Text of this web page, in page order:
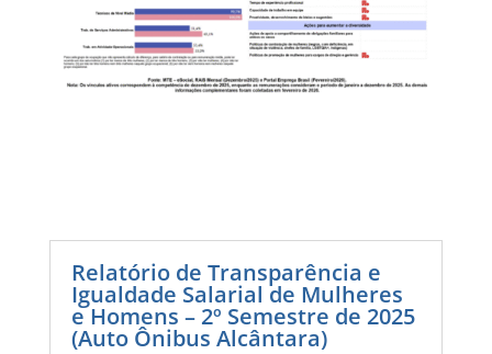
Relatório de Transparência e
Igualdade Salarial de Mulheres
e Homens – 2º Semestre de 2025
(Auto Ônibus Alcântara)